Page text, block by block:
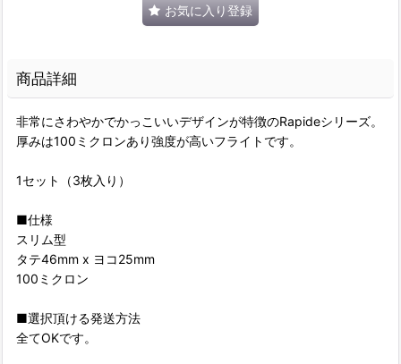
お気に入り登録
商品詳細
非常にさわやかでかっこいいデザインが特徴のRapideシリーズ。
厚みは100ミクロンあり強度が高いフライトです。
1セット（3枚入り）
■仕様
スリム型
タテ46mm x ヨコ25mm
100ミクロン
■選択頂ける発送方法
全てOKです。